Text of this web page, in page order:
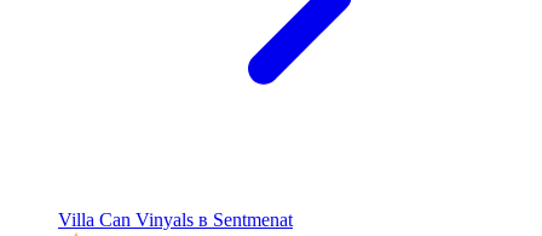
Villa Can Vinyals в Sentmenat